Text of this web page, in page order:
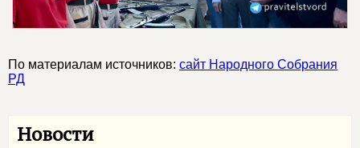
По материалам источников: сайт Народного Собрания
РД
Новости